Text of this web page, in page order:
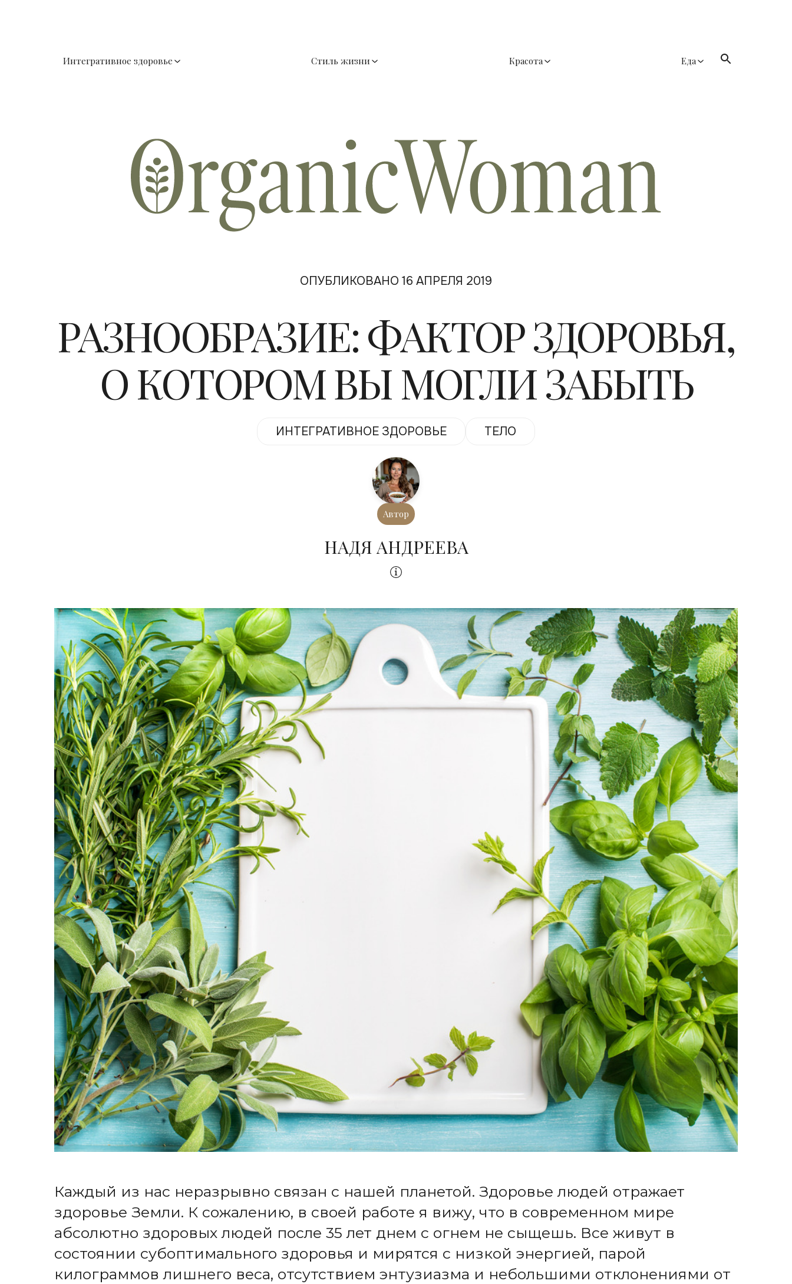
Интегративное здоровье Стиль жизни Красота Еда
ОПУБЛИКОВАНО 16 АПРЕЛЯ 2019
РАЗНООБРАЗИЕ: ФАКТОР ЗДОРОВЬЯ,
О КОТОРОМ ВЫ МОГЛИ ЗАБЫТЬ
ИНТЕГРАТИВНОЕ ЗДОРОВЬЕ ТЕЛО
Автор
НАДЯ АНДРЕЕВА
Каждый из нас неразрывно связан с нашей планетой. Здоровье людей отражает
здоровье Земли. К сожалению, в своей работе я вижу, что в современном мире
абсолютно здоровых людей после 35 лет днем с огнем не сыщешь. Все живут в
состоянии субоптимального здоровья и мирятся с низкой энергией, парой
килограммов лишнего веса, отсутствием энтузиазма и небольшими отклонениями от